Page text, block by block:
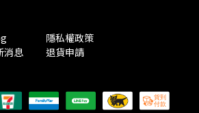
隱私權政策
消息 退貨申請